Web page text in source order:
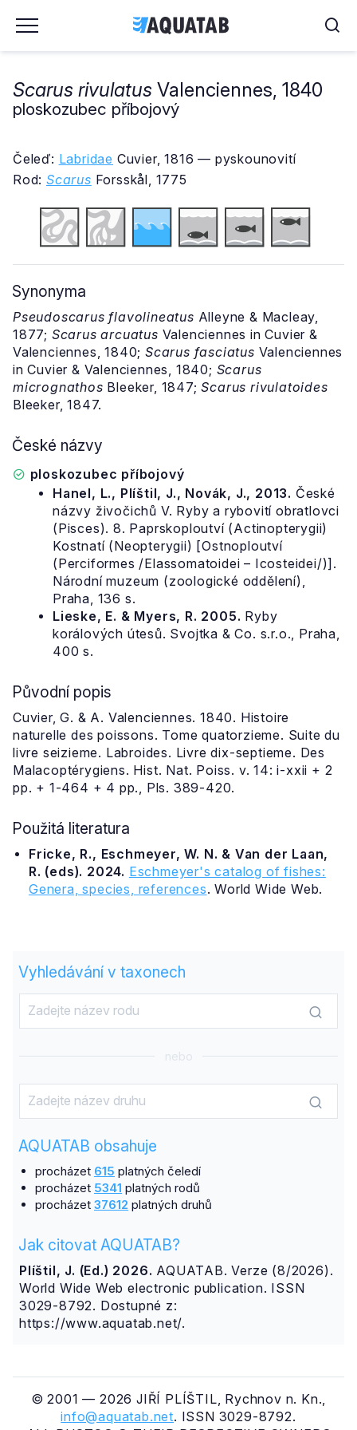
Scarus rivulatus Valenciennes, 1840
ploskozubec příbojový
Čeleď: Labridae Cuvier, 1816 — pyskounovití
Rod: Scarus Forsskål, 1775
Synonyma
Pseudoscarus flavolineatus Alleyne & Macleay,
1877; Scarus arcuatus Valenciennes in Cuvier &
Valenciennes, 1840;Scarus fasciatus Valenciennes
in Cuvier & Valenciennes, 1840; Scarus
micrognathos Bleeker, 1847;Scarus rivulatoides
Bleeker, 1847.
České názvy
ploskozubec příbojový
Hanel, L., Plíštil, J., Novák, J., 2013. České
názvy živočichů V. Ryby a rybovití obratlovci
(Pisces). 8. Paprskoploutví (Actinopterygii)
Kostnatí (Neopterygii) [Ostnoploutví
(Perciformes /Elassomatoidei – Icosteidei/)].
Národní muzeum (zoologické oddělení),
Praha, 136 s.
Lieske, E. & Myers, R. 2005. Ryby
korálových útesů. Svojtka & Co. s.r.o., Praha,
400 s.
Původní popis
Cuvier, G. & A. Valenciennes. 1840. Histoire
naturelle des poissons. Tome quatorzieme. Suite du
livre seizieme. Labroides. Livre dix-septieme. Des
Malacoptérygiens. Hist. Nat. Poiss. v. 14: i-xxii + 2
pp. + 1-464 + 4 pp., Pls. 389-420.
Použitá literatura
Fricke, R., Eschmeyer, W. N. & Van der Laan,
R. (eds). 2024. Eschmeyer's catalog of fishes:
Genera, species, references. World Wide Web.
Vyhledávání v taxonech
nebo
AQUATAB obsahuje
procházet 615 platných čeledí
procházet 5341 platných rodů
procházet 37612 platných druhů
Jak citovat AQUATAB?
Plíštil, J. (Ed.) 2026. AQUATAB. Verze (8/2026).
World Wide Web electronic publication. ISSN
3029-8792. Dostupné z:
https://www.aquatab.net/.
© 2001 — 2026 JIŘÍ PLÍŠTIL, Rychnov n. Kn.,
info@aquatab.net. ISSN 3029-8792.